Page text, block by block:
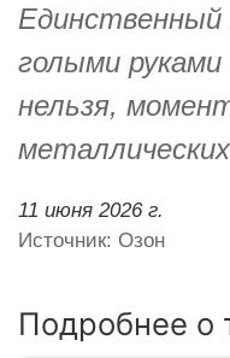
голыми
нельзя,
металлических
11 июня 2026 г.
Источник: Озон
Подробнее о